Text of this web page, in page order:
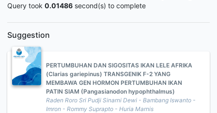
Query took 0.01486 second(s) to complete
Suggestion
PERTUMBUHAN DAN SIGOSITAS IKAN LELE AFRIKA
(Clarias gariepinus) TRANSGENIK F-2 YANG
MEMBAWA GEN HORMON PERTUMBUHAN IKAN
PATIN SIAM (Pangasianodon hypophthalmus)
Raden Roro Sri Pudji Sinarni Dewi - Bambang Iswanto -
Imron - Rommy Suprapto - Huria Marnis